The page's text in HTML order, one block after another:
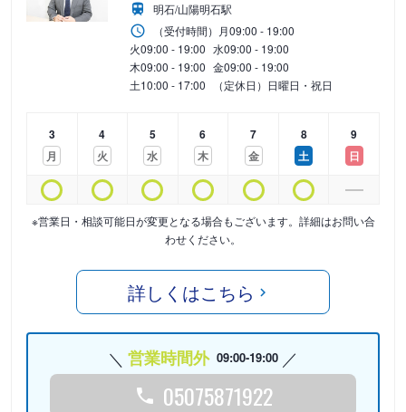
明石/山陽明石駅
（受付時間） 月09:00 - 19:00
火09:00 - 19:00 水09:00 - 19:00
木09:00 - 19:00 金09:00 - 19:00
土10:00 - 17:00 （定休日）日曜日・祝日
3
月
4
火
5
水
6
木
7
金
8
土
9
日
※営業日・相談可能日が変更となる場合もございます。詳細はお問い合
わせください。
詳しくはこちら
営業時間外 09:00-19:00
05075871922